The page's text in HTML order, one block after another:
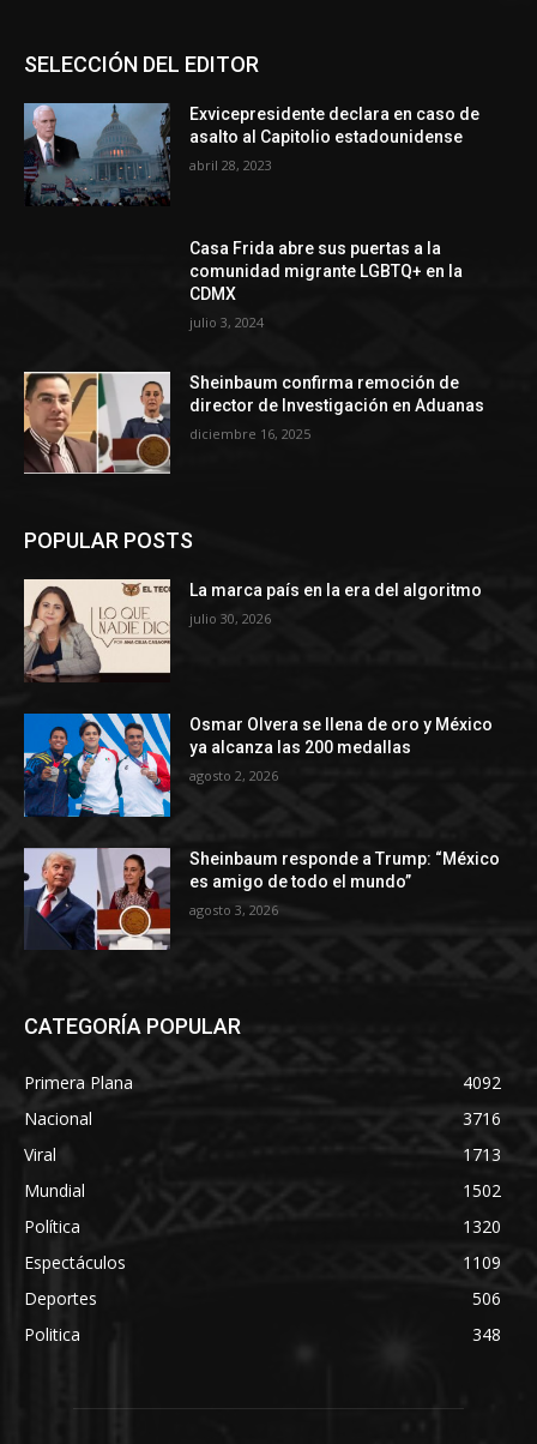
SELECCIÓN DEL EDITOR
Exvicepresidente declara en caso de
asalto al Capitolio estadounidense
abril 28, 2023
Casa Frida abre sus puertas a la
comunidad migrante LGBTQ+ en la
CDMX
julio 3, 2024
Sheinbaum confirma remoción de
director de Investigación en Aduanas
diciembre 16, 2025
POPULAR POSTS
La marca país en la era del algoritmo
julio 30, 2026
Osmar Olvera se llena de oro y México
ya alcanza las 200 medallas
agosto 2, 2026
Sheinbaum responde a Trump: “México
es amigo de todo el mundo”
agosto 3, 2026
CATEGORÍA POPULAR
Primera Plana
4092
Nacional
3716
Viral
1713
Mundial
1502
Política
1320
Espectáculos
1109
Deportes
506
Politica
348